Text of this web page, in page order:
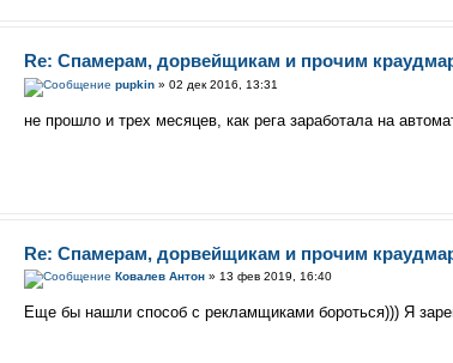
Re: Спамерам, дорвейщикам и прочим
pupkin» 02 дек 2016, 13:31
не прошло и трех месяцев, как рега заработала на
Re: Спамерам, дорвейщикам и прочим
Ковалев Антон» 13 фев 2019, 16:40
Еще бы нашли способ с рекламщиками бороться))) Я